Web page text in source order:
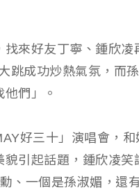
降台新策 封鎖斬首認知戰
找來好友丁寧、鍾欣
跳成功炒熱氣氛，而
他們」。
好三十」演唱會，
引起話題，鍾欣凌
、一個是孫淑媚，還